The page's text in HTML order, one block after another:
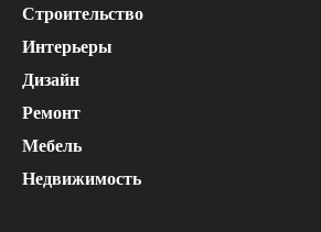
Строительство
Интерьеры
Дизайн
Ремонт
Мебель
Недвижимость